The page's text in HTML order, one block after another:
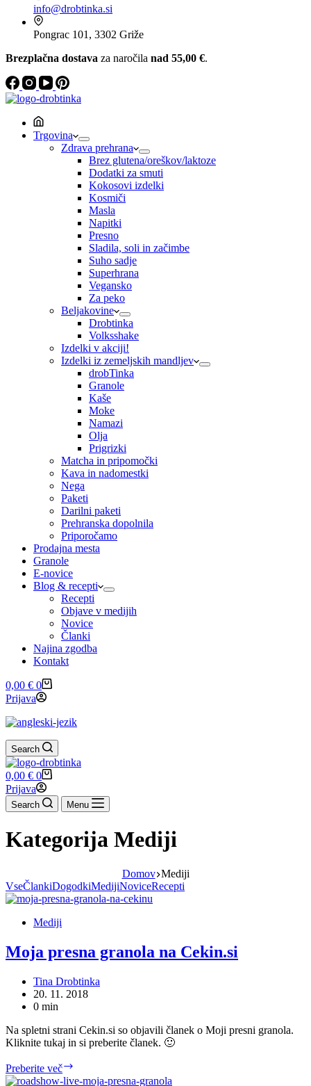
info@drobtinka.si
Pongrac 101, 3302 Griže
Brezplačna dostava za naročila nad 55,00 €.
Trgovina
Zdrava prehrana
Brez glutena/oreškov/laktoze
Dodatki za smuti
Kokosovi izdelki
Kosmiči
Masla
Napitki
Presno
Sladila, soli in začimbe
Suho sadje
Superhrana
Vegansko
Za peko
Beljakovine
Drobtinka
Volksshake
Izdelki v akciji!
Izdelki iz zemeljskih mandljev
drobTinka
Granole
Kaše
Moke
Namazi
Olja
Prigrizki
Matcha in pripomočki
Kava in nadomestki
Nega
Paketi
Darilni paketi
Prehranska dopolnila
Priporočamo
Prodajna mesta
Granole
E-novice
Blog & recepti
Recepti
Objave v medijih
Novice
Članki
Najina zgodba
Kontakt
Shopping
cart
0,00 € 0
Prijava
Search
Shopping
cart
0,00 € 0
Prijava
Search Menu
Kategorija Mediji
Domov Mediji
VseČlankiDogodkiMedijiNoviceRecepti
Mediji
Moja presna granola na Cekin.si
Tina Drobtinka
20. 11. 2018
0 min
Na spletni strani Cekin.si so objavili članek o Moji presni granola.
Kliknite tukaj in si preberite članek. 🙂
Preberite več
presna